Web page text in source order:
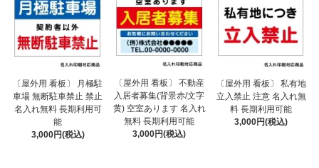
〔屋外用 看板〕 月極駐
車場 無断駐車禁止 禁止
名入れ無料 長期利用可
能
3,000円(税込)
〔屋外用 看板〕 不動産
入居者募集(背景赤/文字
黄) 空室あります 名入れ
無料 長期利用可能
3,000円(税込)
〔屋外用 看板〕 私有地
立入禁止 注意 名入れ無
料 長期利用可能
3,000円(税込)